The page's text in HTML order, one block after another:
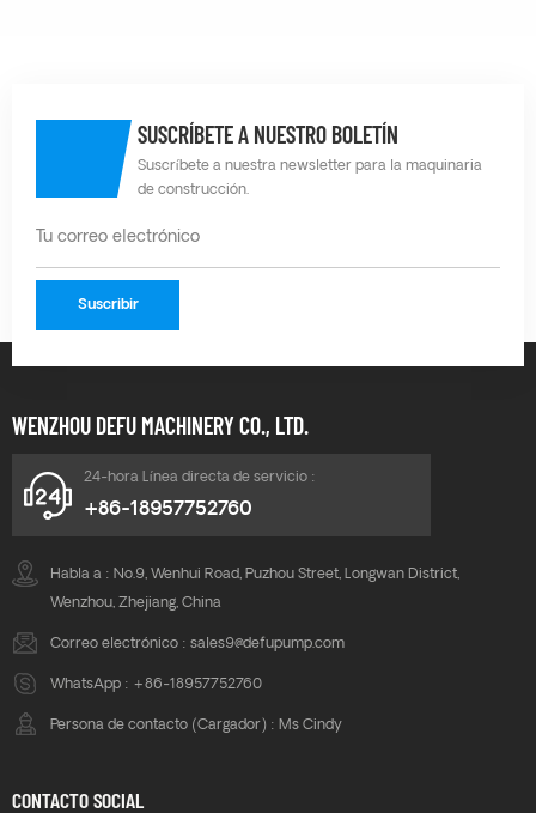
resistencia al agua,
resistencia al
Manguera química: Puede
SUSCRÍBETE A NUESTRO BOLETÍN
Suscríbete a nuestra newsletter para la maquinaria
de construcción.
WENZHOU DEFU MACHINERY CO., LTD.
24-hora Línea directa de servicio :
+86-18957752760
Habla a : No.9, Wenhui Road, Puzhou Street, Longwan District,
Wenzhou, Zhejiang, China
Correo electrónico : sales9@defupump.com
WhatsApp : +86-18957752760
Persona de contacto (Cargador) : Ms Cindy
CONTACTO SOCIAL